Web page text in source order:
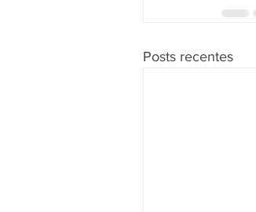
Posts recentes